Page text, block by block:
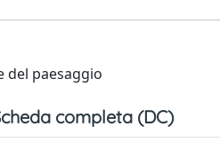
del paesaggio
completa (DC)